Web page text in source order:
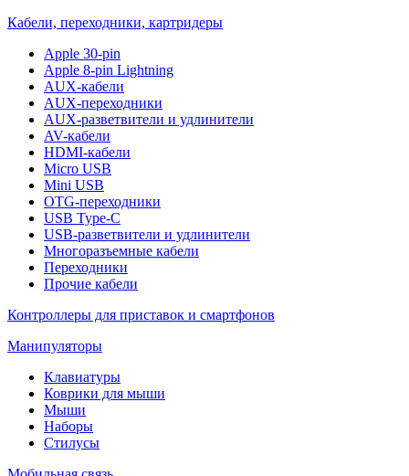
Кабели, переходники, картридеры
Apple 30-pin
Apple 8-pin Lightning
AUX-кабели
AUX-переходники
AUX-разветвители и удлинители
AV-кабели
HDMI-кабели
Micro USB
Mini USB
OTG-переходники
USB Type-C
USB-разветвители и удлинители
Многоразъемные кабели
Переходники
Прочие кабели
Контроллеры для приставок и смартфонов
Манипуляторы
Клавиатуры
Коврики для мыши
Мыши
Наборы
Стилусы